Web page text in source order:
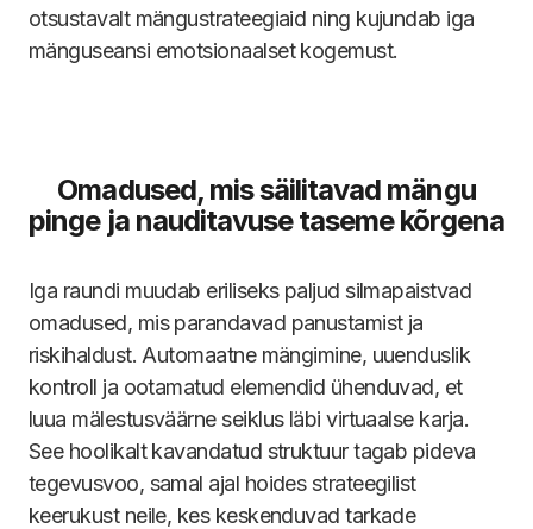
otsustavalt mängustrateegiaid ning kujundab iga
mänguseansi emotsionaalset kogemust.
Omadused, mis säilitavad mängu
pinge ja nauditavuse taseme kõrgena
Iga raundi muudab eriliseks paljud silmapaistvad
omadused, mis parandavad panustamist ja
riskihaldust. Automaatne mängimine, uuenduslik
kontroll ja ootamatud elemendid ühenduvad, et
luua mälestusväärne seiklus läbi virtuaalse karja.
See hoolikalt kavandatud struktuur tagab pideva
tegevusvoo, samal ajal hoides strateegilist
keerukust neile, kes keskenduvad tarkade